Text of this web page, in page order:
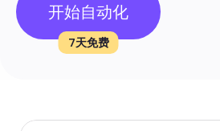
开始自动化
7天免费